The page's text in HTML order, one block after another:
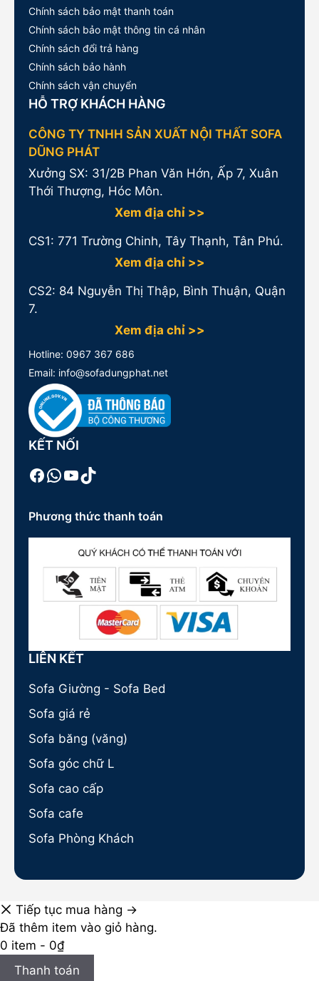
Chính sách bảo mật thanh toán
Chính sách bảo mật thông tin cá nhân
Chính sách đổi trả hàng
Chính sách bảo hành
Chính sách vận chuyển
HỖ TRỢ KHÁCH HÀNG
CÔNG TY TNHH SẢN XUẤT NỘI THẤT SOFA
DŨNG PHÁT
Xưởng SX: 31/2B Phan Văn Hớn, Ấp 7, Xuân
Thới Thượng, Hóc Môn.
Xem địa chỉ >>
CS1: 771 Trường Chinh, Tây Thạnh, Tân Phú.
Xem địa chỉ >>
CS2: 84 Nguyễn Thị Thập, Bình Thuận, Quận
7.
Xem địa chỉ >>
Hotline: 0967 367 686
Email: info@sofadungphat.net
KẾT NỐI
Facebook
WhatsApp
Youtube
TikTok
Phương thức thanh toán
LIÊN KẾT
Sofa Giường - Sofa Bed
Sofa giá rẻ
Sofa băng (văng)
Sofa góc chữ L
Sofa cao cấp
Sofa cafe
Sofa Phòng Khách
Tiếp tục mua hàng →
Đã thêm item vào giỏ hàng.
0 item - 0₫
Thanh toán